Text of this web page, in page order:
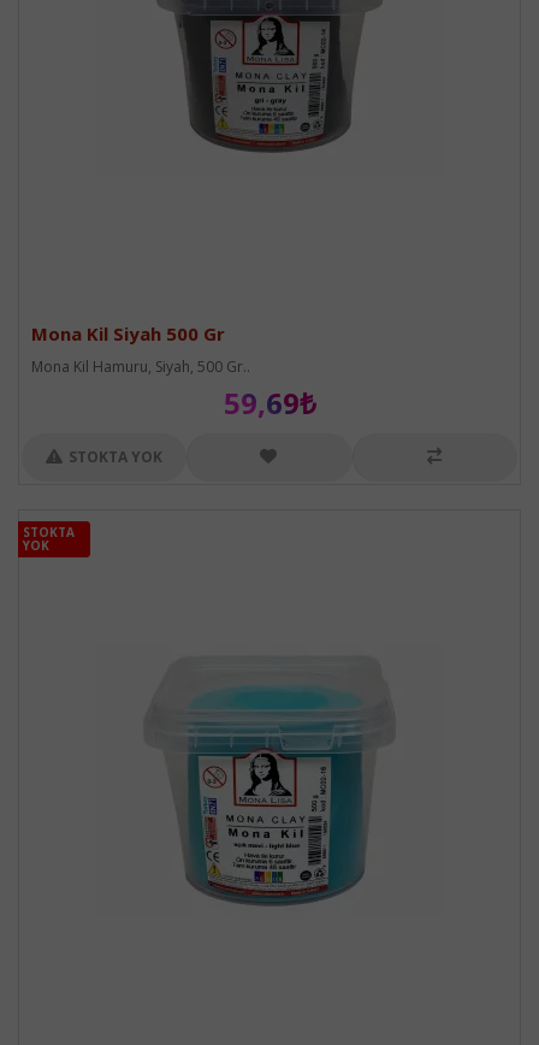
Mona Kil Siyah 500 Gr
Mona Kil Hamuru, Siyah, 500 Gr..
59,69₺
STOKTA YOK
STOKTA
YOK
STOKTA
YOK